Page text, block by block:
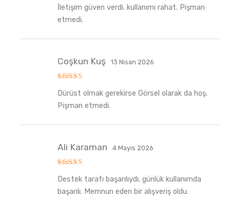
üzerinden
oy aldı
İletişim güven verdi. kullanımı rahat. Pişman
etmedi.
üzerinden
5oy aldı
Coşkun Kuş 13 Nisan 2026
Dürüst olmak gerekirse Görsel olarak da hoş.
Pişman etmedi.
üzerinden
5
oy aldı
Ali Karaman 4 Mayıs 2026
Destek tarafı başarılıydı. günlük kullanımda
başarılı. Memnun eden bir alışveriş oldu.